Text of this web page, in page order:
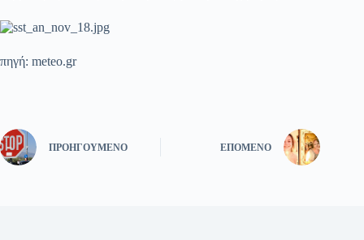
πηγή: meteo.gr
ΠΡΟΗΓΟΎΜΕΝΟ ΕΠΌΜΕΝΟ